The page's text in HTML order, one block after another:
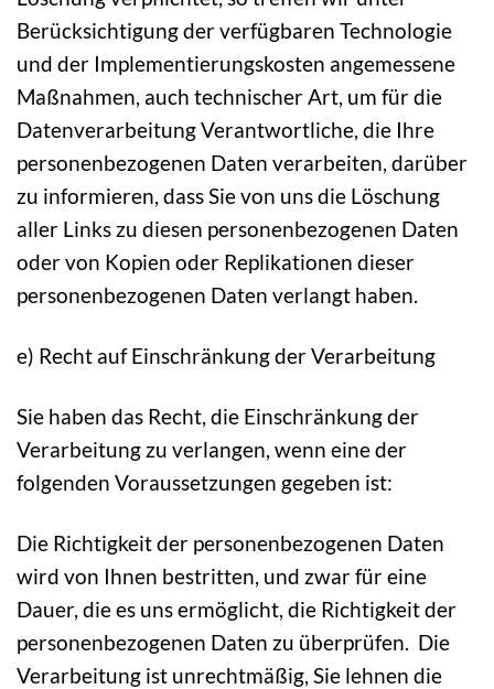
Berücksichtigung der verfügbaren Technologie
und der Implementierungskosten angemessene
Maßnahmen, auch technischer Art, um für die
Datenverarbeitung Verantwortliche, die Ihre
personenbezogenen Daten verarbeiten, darüber
zu informieren, dass Sie von uns die Löschung
aller Links zu diesen personenbezogenen Daten
oder von Kopien oder Replikationen dieser
personenbezogenen Daten verlangt haben.
e) Recht auf Einschränkung der Verarbeitung
Sie haben das Recht, die Einschränkung der
Verarbeitung zu verlangen, wenn eine der
folgenden Voraussetzungen gegeben ist:
Die Richtigkeit der personenbezogenen Daten
wird von Ihnen bestritten, und zwar für eine
Dauer, die es uns ermöglicht, die Richtigkeit der
personenbezogenen Daten zu überprüfen. Die
Verarbeitung ist unrechtmäßig, Sie lehnen die